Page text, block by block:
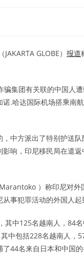
GLOBE） 报道
集团有关联的中国人
.哈达国际机场搭乘南
中方派出了特别护送
响，印尼移民局在遣
）称印尼对外
事犯罪活动的外国人起
，其中125名越南人，84
其中包括228名越南人，
44名来自日本和中国的